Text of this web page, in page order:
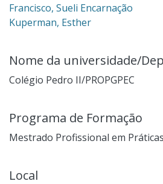
Francisco, Sueli Encarnação
Kuperman, Esther
Nome da universidade/
Colégio Pedro II/PROPGPEC
Programa de Formação
Mestrado Profissional em
Local